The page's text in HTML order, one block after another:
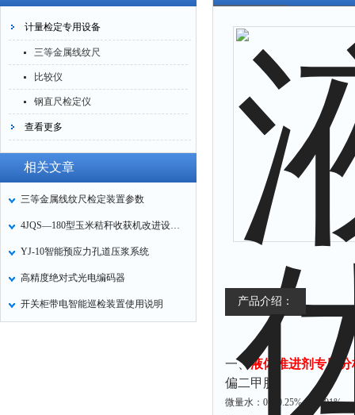
计量检定专用设备
三等金属线纹尺
比较仪
钢直尺检定仪
查看更多
相关文章
三等金属线纹尺检定装置参数
4JQS—180型玉米秸秆收获机改进设计与试验
YJ-10智能预应力孔道压浆系统
高精度绝对式光电编码器
开关柜带电智能巡检装置使用说明 产品介绍：
一、 液体推进剂专用分
偏二甲肼
微量水：0～0.25%，±0.01%